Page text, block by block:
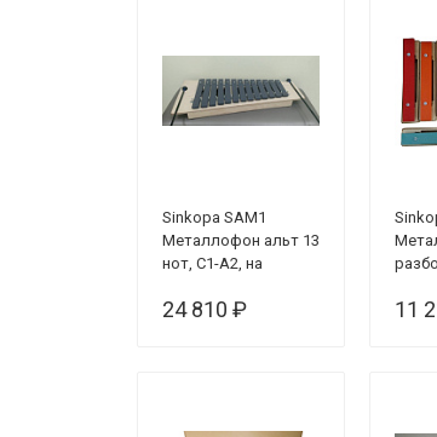
Sinkopa SAM1
Металлофон альт 13
нот, С1-A2, на
24 810 ₽ 11